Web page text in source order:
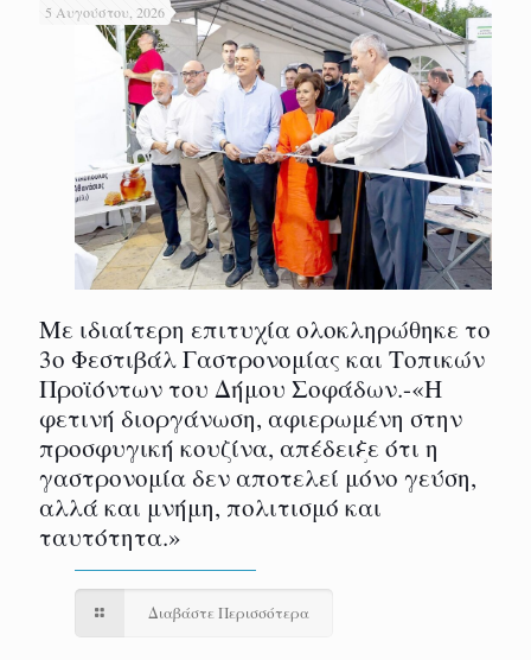
5 Αυγούστου, 2026
Με ιδιαίτερη επιτυχία ολοκληρώθηκε το
3ο Φεστιβάλ Γαστρονομίας και Τοπικών
Προϊόντων του Δήμου Σοφάδων.-«Η
φετινή διοργάνωση, αφιερωμένη στην
προσφυγική κουζίνα, απέδειξε ότι η
γαστρονομία δεν αποτελεί μόνο γεύση,
αλλά και μνήμη, πολιτισμό και
ταυτότητα.»
Διαβάστε Περισσότερα